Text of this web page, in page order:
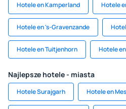
Hotele en Kamperland Hotele
Hotele en 's-Gravenzande
Hotele en Tuitjenhorn Hotele
Najlepsze hotele - miasta
Hotele Surajgarh Hotele en